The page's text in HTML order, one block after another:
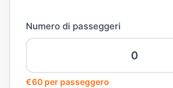
Numero di passeggeri
€60 per passeggero